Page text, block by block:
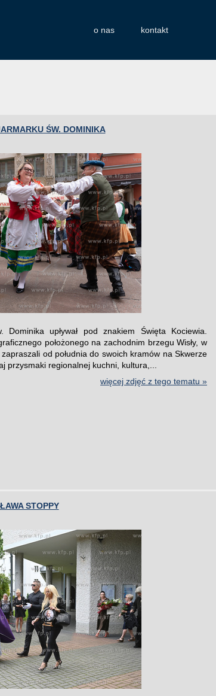
o nas kontakt
ŚW. DOMINIKA
upływał pod znakiem Święta Kociewia.
położonego na zachodnim brzegu Wisły, w
od południa do swoich kramów na Skwerze
przysmaki regionalnej kuchni, kultura,...
więcej zdjęć z tego tematu »
STOPPY